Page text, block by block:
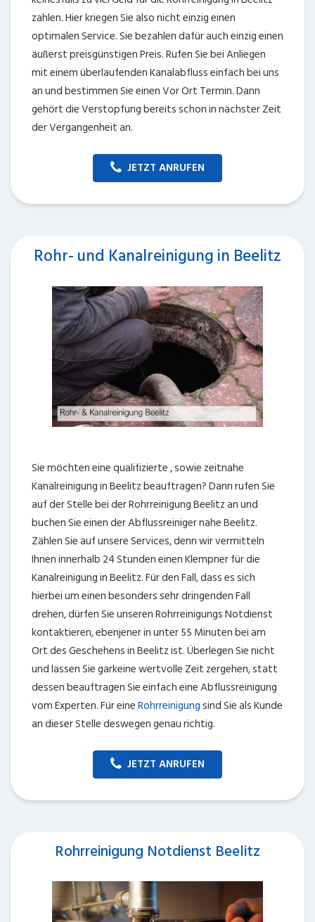
zahlen. Hier kriegen Sie also nicht einzig einen
optimalen Service. Sie bezahlen dafür auch einzig einen
äußerst preisgünstigen Preis. Rufen Sie bei Anliegen
mit einem überlaufenden Kanalabfluss einfach bei uns
an und bestimmen Sie einen Vor Ort Termin. Dann
gehört die Verstopfung bereits schon in nächster Zeit
der Vergangenheit an.
JETZT ANRUFEN
Rohr- und Kanalreinigung in Beelitz
Sie möchten eine qualifizierte , sowie zeitnahe
Kanalreinigung in Beelitz beauftragen? Dann rufen Sie
auf der Stelle bei der Rohrreinigung Beelitz an und
buchen Sie einen der Abflussreiniger nahe Beelitz.
Zählen Sie auf unsere Services, denn wir vermitteln
Ihnen innerhalb 24 Stunden einen Klempner für die
Kanalreinigung in Beelitz. Für den Fall, dass es sich
hierbei um einen besonders sehr dringenden Fall
drehen, dürfen Sie unseren Rohrreinigungs Notdienst
kontaktieren, ebenjener in unter 55 Minuten bei am
Ort des Geschehens in Beelitz ist. Überlegen Sie nicht
und lassen Sie garkeine wertvolle Zeit zergehen, statt
dessen beauftragen Sie einfach eine Abflussreinigung
vom Experten. Für eineRohrreinigungsind Sie als Kunde
an dieser Stelle deswegen genau richtig.
JETZT ANRUFEN
Rohrreinigung Notdienst Beelitz